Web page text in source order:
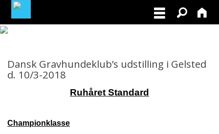
BLIV MEDLEM
NORDISK MESTERSKAB I VILDTSPOR 2026
OPRET GRATIS ANNONCE PÅ
Dansk Gravhundeklub’s udstilling i Gelsted
d. 10/3-2018
Ruhåret Standard
Championklasse